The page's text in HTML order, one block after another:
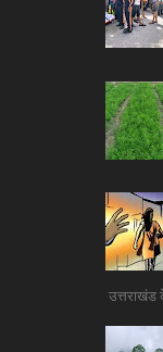
उत्तराखंड